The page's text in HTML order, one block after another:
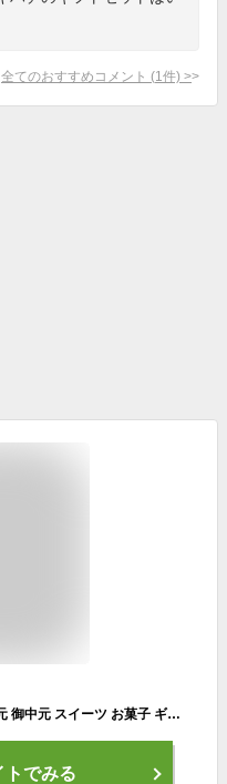
全てのおすすめコメント (1 件) >
ヨックモック YOKUMOKU 2023 お中元 御中元 スイーツ お菓子 ギフト プレゼント 人気 洋菓子 詰め合わせ 個包装 シガール 30本入り
トでみる